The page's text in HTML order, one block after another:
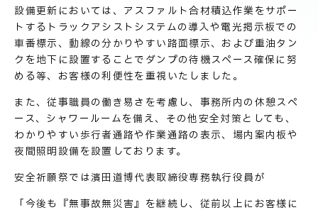
お知らせ
RECRUIT
お取引先の皆様へ
設備更新においては、アスファルト合材積込作業をサポー
トするトラックアシストシステムの導入や電光掲示板での
車番標示、動線の分かりやすい路面標示、および重油タン
クを地下に設置することでダンプの待機スペース確保に努
める等、お客様の利便性を重視いたしました。
また、従事職員の働き易さを考慮し、事務所内の休憩スペ
ース、シャワールームを備え、その他安全対策としても、
わかりやすい歩行者通路や作業通路の表示、場内案内板や
夜間照明設備を設置しております。
安全祈願祭では濱田道博代表取締役専務執行役員が
「今後も『無事故無災害』を継続し、従前以上にお客様に